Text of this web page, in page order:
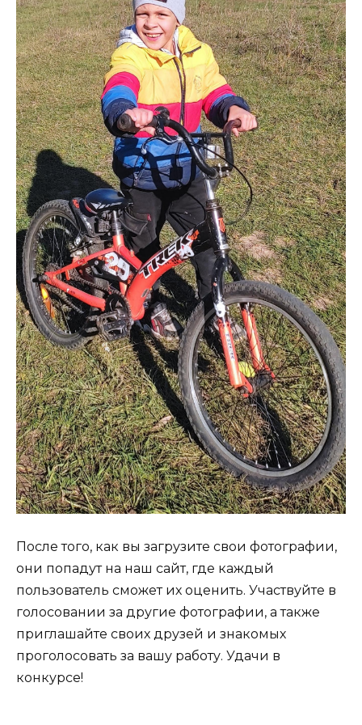
После того, как вы загрузите свои фотографии,
они попадут на наш сайт, где каждый
пользователь сможет их оценить. Участвуйте в
голосовании за другие фотографии, а также
приглашайте своих друзей и знакомых
проголосовать за вашу работу. Удачи в
конкурсе!